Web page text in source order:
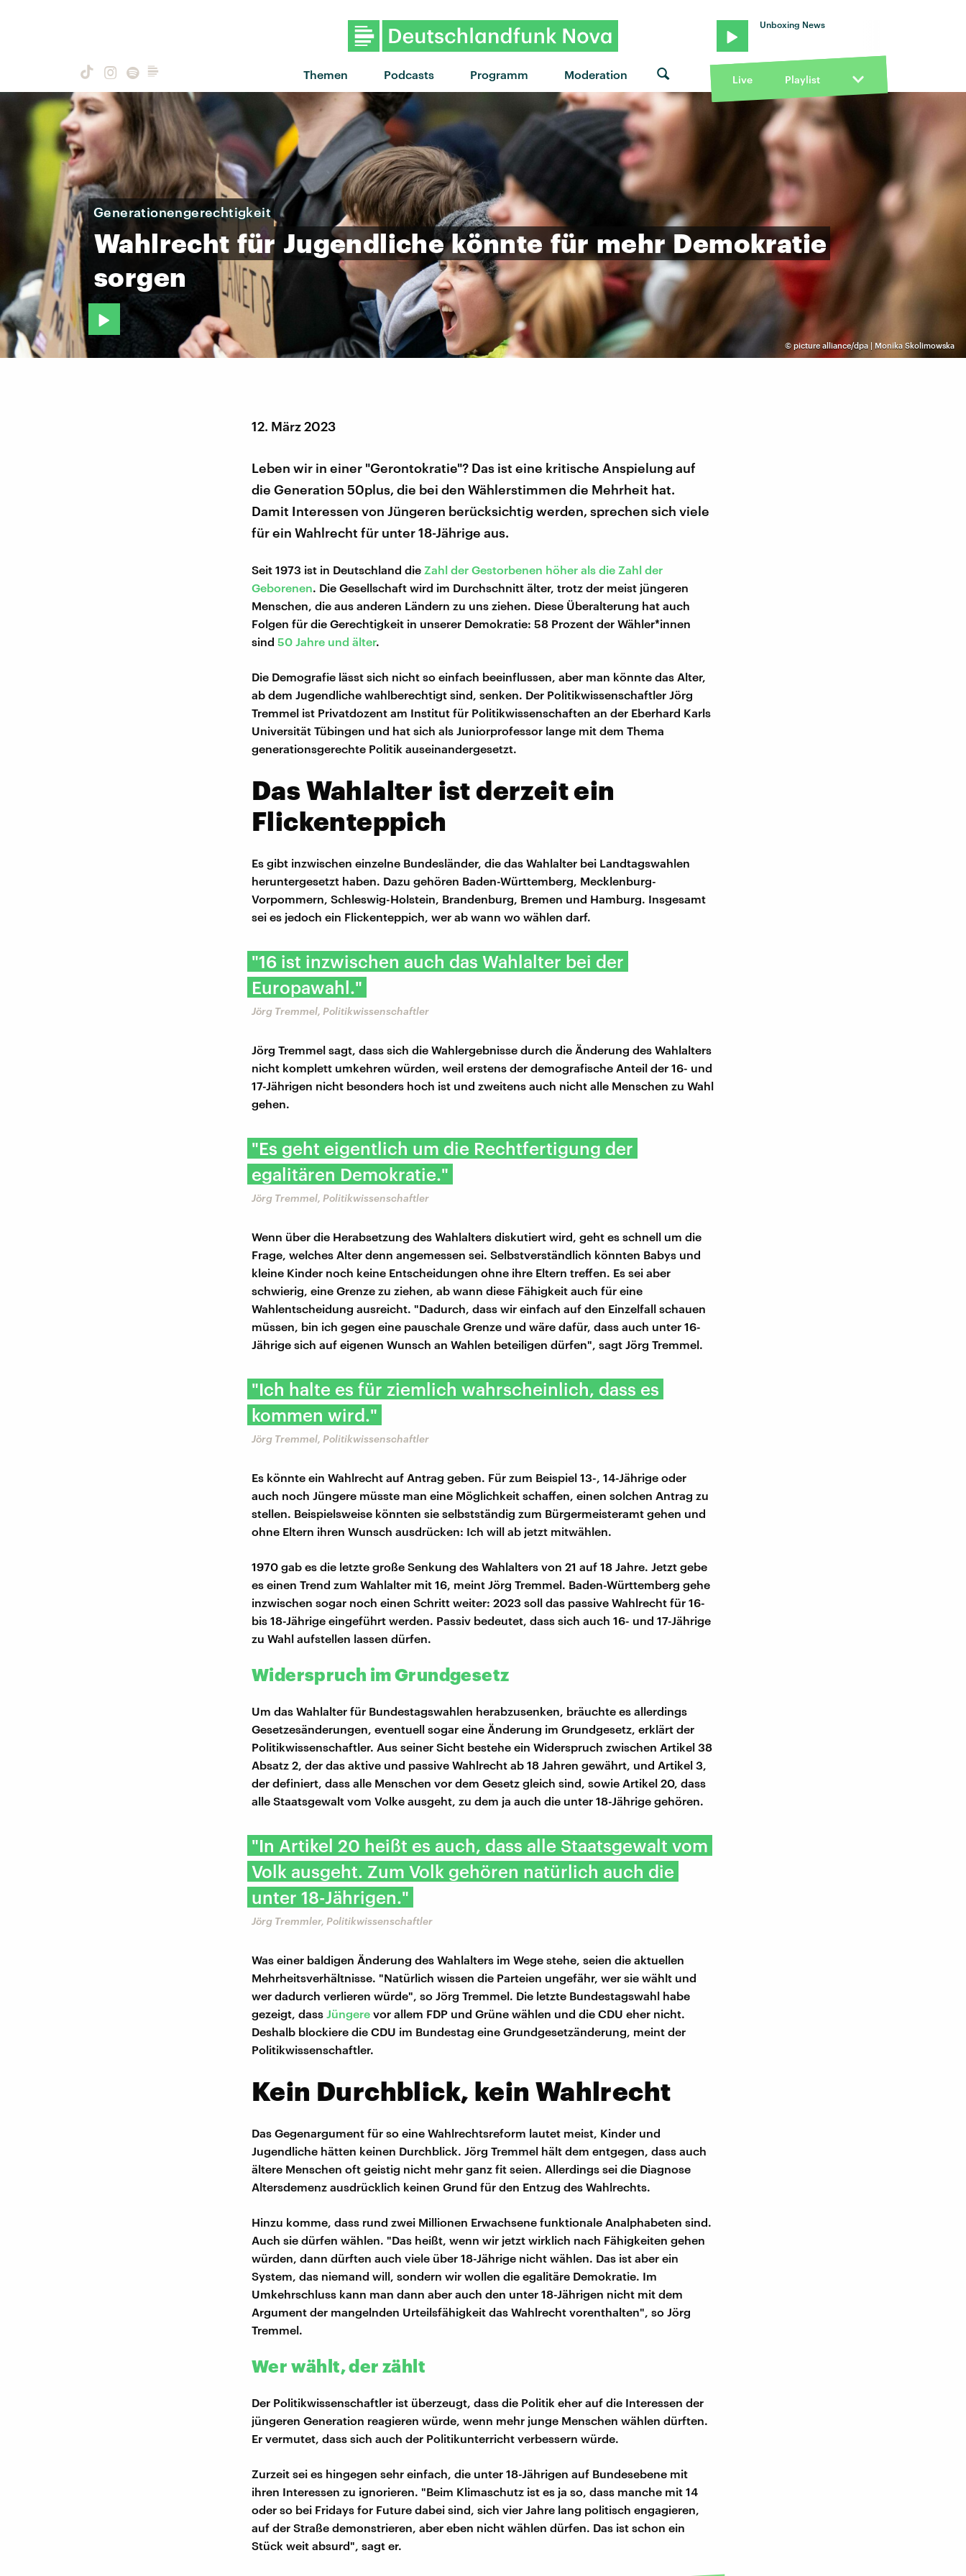
Themen Podcasts Programm Moderation
Unboxing News
Live Playlist
© picture alliance/dpa | Monika Skolimowska
Generationengerechtigkeit
Wahlrecht für Jugendliche könnte für mehr Demokratie
sorgen
12. März 2023
Leben wir in einer "Gerontokratie"? Das ist eine kritische Anspielung auf
die Generation 50plus, die bei den Wählerstimmen die Mehrheit hat.
Damit Interessen von Jüngeren berücksichtig werden, sprechen sich viele
für ein Wahlrecht für unter 18-Jährige aus.
Seit 1973 ist in Deutschland die Zahl der Gestorbenen höher als die Zahl der
Geborenen. Die Gesellschaft wird im Durchschnitt älter, trotz der meist jüngeren
Menschen, die aus anderen Ländern zu uns ziehen. Diese Überalterung hat auch
Folgen für die Gerechtigkeit in unserer Demokratie: 58 Prozent der Wähler*innen
sind 50 Jahre und älter.
Die Demografie lässt sich nicht so einfach beeinflussen, aber man könnte das Alter,
ab dem Jugendliche wahlberechtigt sind, senken. Der Politikwissenschaftler Jörg
Tremmel ist Privatdozent am Institut für Politikwissenschaften an der Eberhard Karls
Universität Tübingen und hat sich als Juniorprofessor lange mit dem Thema
generationsgerechte Politik auseinandergesetzt.
Das Wahlalter ist derzeit ein
Flickenteppich
Es gibt inzwischen einzelne Bundesländer, die das Wahlalter bei Landtagswahlen
heruntergesetzt haben. Dazu gehören Baden-Württemberg, Mecklenburg-
Vorpommern, Schleswig-Holstein, Brandenburg, Bremen und Hamburg. Insgesamt
sei es jedoch ein Flickenteppich, wer ab wann wo wählen darf.
"16 ist inzwischen auch das Wahlalter bei der
Europawahl."
Jörg Tremmel, Politikwissenschaftler
Jörg Tremmel sagt, dass sich die Wahlergebnisse durch die Änderung des Wahlalters
nicht komplett umkehren würden, weil erstens der demografische Anteil der 16- und
17-Jährigen nicht besonders hoch ist und zweitens auch nicht alle Menschen zu Wahl
gehen.
"Es geht eigentlich um die Rechtfertigung der
egalitären Demokratie."
Jörg Tremmel, Politikwissenschaftler
Wenn über die Herabsetzung des Wahlalters diskutiert wird, geht es schnell um die
Frage, welches Alter denn angemessen sei. Selbstverständlich könnten Babys und
kleine Kinder noch keine Entscheidungen ohne ihre Eltern treffen. Es sei aber
schwierig, eine Grenze zu ziehen, ab wann diese Fähigkeit auch für eine
Wahlentscheidung ausreicht. "Dadurch, dass wir einfach auf den Einzelfall schauen
müssen, bin ich gegen eine pauschale Grenze und wäre dafür, dass auch unter 16-
Jährige sich auf eigenen Wunsch an Wahlen beteiligen dürfen", sagt Jörg Tremmel.
"Ich halte es für ziemlich wahrscheinlich, dass es
kommen wird."
Jörg Tremmel, Politikwissenschaftler
Es könnte ein Wahlrecht auf Antrag geben. Für zum Beispiel 13-, 14-Jährige oder
auch noch Jüngere müsste man eine Möglichkeit schaffen, einen solchen Antrag zu
stellen. Beispielsweise könnten sie selbstständig zum Bürgermeisteramt gehen und
ohne Eltern ihren Wunsch ausdrücken: Ich will ab jetzt mitwählen.
1970 gab es die letzte große Senkung des Wahlalters von 21 auf 18 Jahre. Jetzt gebe
es einen Trend zum Wahlalter mit 16, meint Jörg Tremmel. Baden-Württemberg gehe
inzwischen sogar noch einen Schritt weiter: 2023 soll das passive Wahlrecht für 16-
bis 18-Jährige eingeführt werden. Passiv bedeutet, dass sich auch 16- und 17-Jährige
zu Wahl aufstellen lassen dürfen.
Widerspruch im Grundgesetz
Um das Wahlalter für Bundestagswahlen herabzusenken, bräuchte es allerdings
Gesetzesänderungen, eventuell sogar eine Änderung im Grundgesetz, erklärt der
Politikwissenschaftler. Aus seiner Sicht bestehe ein Widerspruch zwischen Artikel 38
Absatz 2, der das aktive und passive Wahlrecht ab 18 Jahren gewährt, und Artikel 3,
der definiert, dass alle Menschen vor dem Gesetz gleich sind, sowie Artikel 20, dass
alle Staatsgewalt vom Volke ausgeht, zu dem ja auch die unter 18-Jährige gehören.
"In Artikel 20 heißt es auch, dass alle Staatsgewalt vom
Volk ausgeht. Zum Volk gehören natürlich auch die
unter 18-Jährigen."
Jörg Tremmler, Politikwissenschaftler
Was einer baldigen Änderung des Wahlalters im Wege stehe, seien die aktuellen
Mehrheitsverhältnisse. "Natürlich wissen die Parteien ungefähr, wer sie wählt und
wer dadurch verlieren würde", so Jörg Tremmel. Die letzte Bundestagswahl habe
gezeigt, dass Jüngere vor allem FDP und Grüne wählen und die CDU eher nicht.
Deshalb blockiere die CDU im Bundestag eine Grundgesetzänderung, meint der
Politikwissenschaftler.
Kein Durchblick, kein Wahlrecht
Das Gegenargument für so eine Wahlrechtsreform lautet meist, Kinder und
Jugendliche hätten keinen Durchblick. Jörg Tremmel hält dem entgegen, dass auch
ältere Menschen oft geistig nicht mehr ganz fit seien. Allerdings sei die Diagnose
Altersdemenz ausdrücklich keinen Grund für den Entzug des Wahlrechts.
Hinzu komme, dass rund zwei Millionen Erwachsene funktionale Analphabeten sind.
Auch sie dürfen wählen. "Das heißt, wenn wir jetzt wirklich nach Fähigkeiten gehen
würden, dann dürften auch viele über 18-Jährige nicht wählen. Das ist aber ein
System, das niemand will, sondern wir wollen die egalitäre Demokratie. Im
Umkehrschluss kann man dann aber auch den unter 18-Jährigen nicht mit dem
Argument der mangelnden Urteilsfähigkeit das Wahlrecht vorenthalten", so Jörg
Tremmel.
Wer wählt, der zählt
Der Politikwissenschaftler ist überzeugt, dass die Politik eher auf die Interessen der
jüngeren Generation reagieren würde, wenn mehr junge Menschen wählen dürften.
Er vermutet, dass sich auch der Politikunterricht verbessern würde.
Zurzeit sei es hingegen sehr einfach, die unter 18-Jährigen auf Bundesebene mit
ihren Interessen zu ignorieren. "Beim Klimaschutz ist es ja so, dass manche mit 14
oder so bei Fridays for Future dabei sind, sich vier Jahre lang politisch engagieren,
auf der Straße demonstrieren, aber eben nicht wählen dürfen. Das ist schon ein
Stück weit absurd", sagt er.